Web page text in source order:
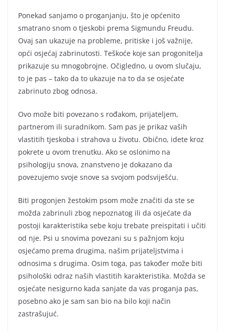
Ponekad sanjamo o proganjanju, što je općenito
smatrano snom o tjeskobi prema Sigmundu Freudu.
Ovaj san ukazuje na probleme, pritiske i još važnije,
opći osjećaj zabrinutosti. Teškoće koje san progonitelja
prikazuje su mnogobrojne. Očigledno, u ovom slučaju,
to je pas – tako da to ukazuje na to da se osjećate
zabrinuto zbog odnosa.
Ovo može biti povezano s rođakom, prijateljem,
partnerom ili suradnikom. Sam pas je prikaz vaših
vlastitih tjeskoba i strahova u životu. Obično, idete kroz
pokrete u ovom trenutku. Ako se oslonimo na
psihologiju snova, znanstveno je dokazano da
povezujemo svoje snove sa svojom podsviješću.
Biti progonjen žestokim psom može značiti da ste se
možda zabrinuli zbog nepoznatog ili da osjećate da
postoji karakteristika sebe koju trebate preispitati i učiti
od nje. Psi u snovima povezani su s pažnjom koju
osjećamo prema drugima, našim prijateljstvima i
odnosima s drugima. Osim toga, pas također može biti
psihološki odraz naših vlastitih karakteristika. Možda se
osjećate nesigurno kada sanjate da vas proganja pas,
posebno ako je sam san bio na bilo koji način
zastrašujuć.